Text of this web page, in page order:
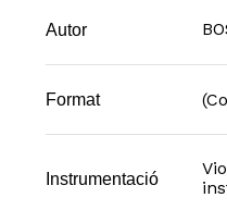
Autor
Format
Instrumentació